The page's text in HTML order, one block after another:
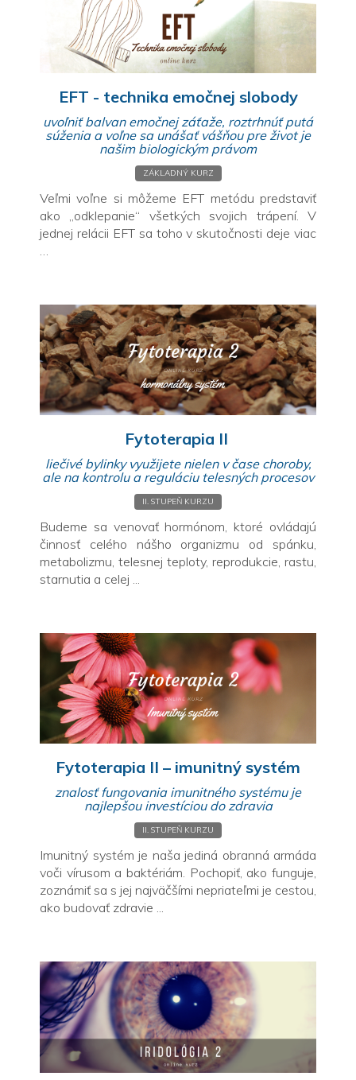
EFT - technika emočnej slobody
uvoľniť balvan emočnej záťaže, roztrhnúť putá
súženia a voľne sa unášať vášňou pre život je
našim biologickým právom
ZÁKLADNÝ KURZ
Veľmi voľne si môžeme EFT metódu predstaviť
ako „odklepanie“ všetkých svojich trápení. V
jednej relácii EFT sa toho v skutočnosti deje viac
…
Fytoterapia II
liečivé bylinky využijete nielen v čase choroby,
ale na kontrolu a reguláciu telesných procesov
II. STUPEŇ KURZU
Budeme sa venovať hormónom, ktoré ovládajú
činnosť celého nášho organizmu od spánku,
metabolizmu, telesnej teploty, reprodukcie, rastu,
starnutia a celej ...
Fytoterapia II – imunitný systém
znalosť fungovania imunitného systému je
najlepšou investíciou do zdravia
II. STUPEŇ KURZU
Imunitný systém je naša jediná obranná armáda
voči vírusom a baktériám. Pochopiť, ako funguje,
zoznámiť sa s jej najväčšími nepriateľmi je cestou,
ako budovať zdravie ...